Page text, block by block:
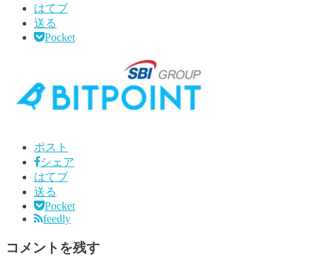
はてブ
送る
Pocket
ポスト
シェア
はてブ
送る
Pocket
feedly
コメントを残す